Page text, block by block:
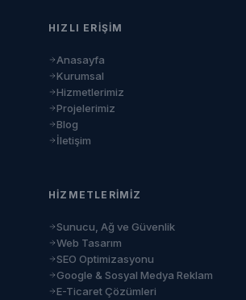
HIZLI ERIŞIM
Anasayfa
Kurumsal
Hizmetlerimiz
Projelerimiz
Blog
İletişim
HIZMETLERIMIZ
Sunucu, Ağ ve Güvenlik
Web Tasarım
SEO Optimizasyonu
Google & Sosyal Medya Reklam
E-Ticaret Çözümleri